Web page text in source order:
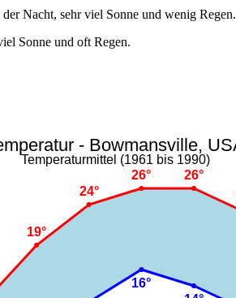
Nacht, sehr viel Sonne und wenig Regen.
Sonne und oft Regen.